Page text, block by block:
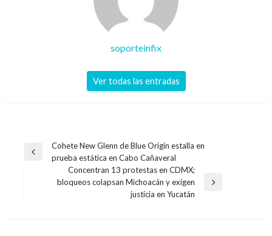
soporteinfix
Ver todas las entradas
Navegación
entradas
Entrada
Cohete New Glenn de Blue Origin estalla en
prueba estática en Cabo Cañaveral
Entrada
Concentran 13 protestas en CDMX;
bloqueos colapsan Michoacán y exigen
justicia en Yucatán